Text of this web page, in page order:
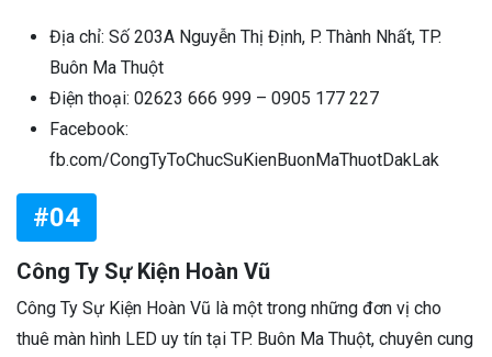
Địa chỉ: Số 203A Nguyễn Thị Định, P. Thành Nhất, TP.
Buôn Ma Thuột
Điện thoại: 02623 666 999 – 0905 177 227
Facebook:
fb.com/CongTyToChucSuKienBuonMaThuotDakLak
#04
Công Ty Sự Kiện Hoàn Vũ
Công Ty Sự Kiện Hoàn Vũ là một trong những đơn vị cho
thuê màn hình LED uy tín tại TP. Buôn Ma Thuột, chuyên cung